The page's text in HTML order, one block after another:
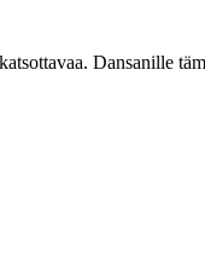
Dansanille